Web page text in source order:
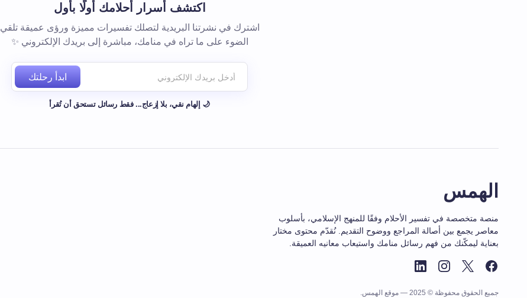
اكتشف أسرار أحلامك أولًا بأول
اشترك في نشرتنا البريدية لتصلك تفسيرات مميزة ورؤى عميقة تلقي
الضوء على ما تراه في منامك، مباشرة إلى بريدك الإلكتروني ✨
ابدأ رحلتك
🌙 إلهام نقي، بلا إزعاج... فقط رسائل تستحق أن تُقرأ
الهمس
منصة متخصصة في تفسير الأحلام وفقًا للمنهج الإسلامي، بأسلوب
معاصر يجمع بين أصالة المراجع ووضوح التقديم. نُقدّم محتوى مختار
بعناية ليمكّنك من فهم رسائل منامك واستيعاب معانيه العميقة.
جميع الحقوق محفوظة © 2025 — موقع الهمس.